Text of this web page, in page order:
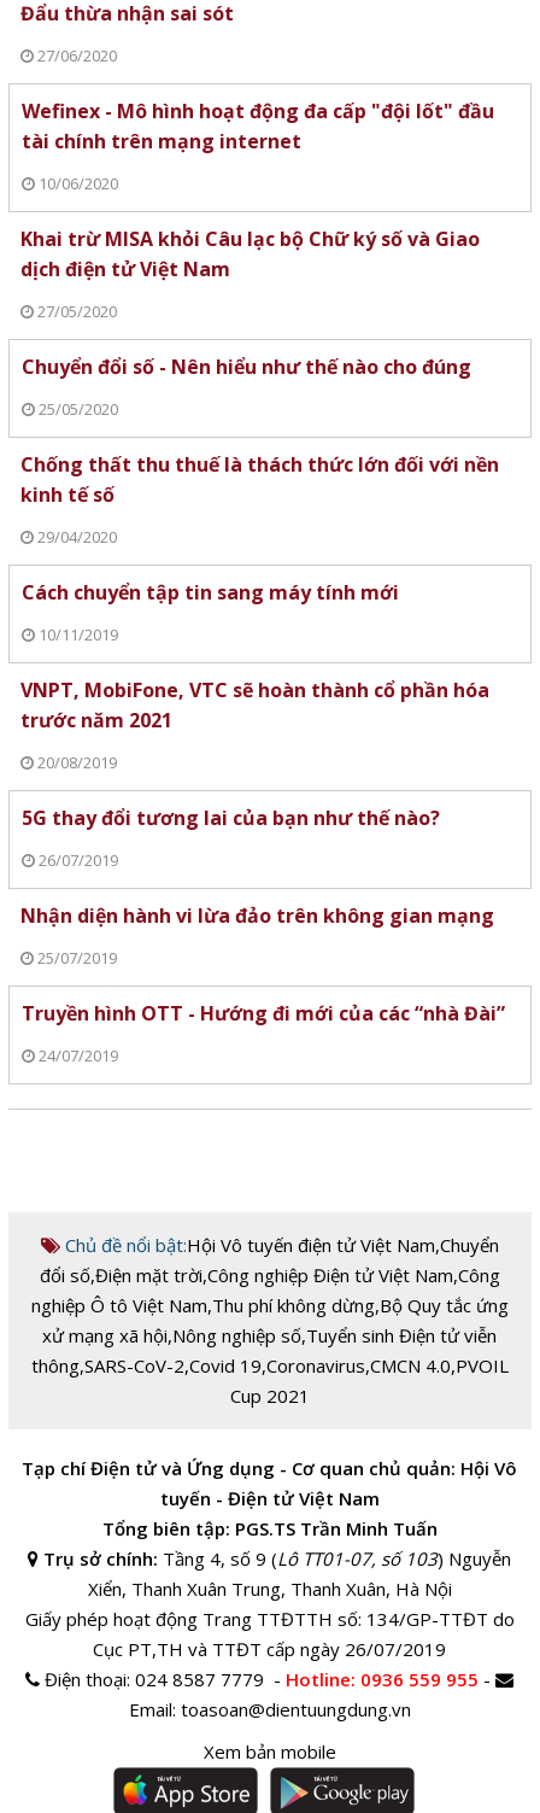
Đẩu thừa nhận sai sót
27/06/2020
Wefinex - Mô hình hoạt động đa cấp "đội lốt" đầu
tài chính trên mạng internet
10/06/2020
Khai trừ MISA khỏi Câu lạc bộ Chữ ký số và Giao
dịch điện tử Việt Nam
27/05/2020
Chuyển đổi số - Nên hiểu như thế nào cho đúng
25/05/2020
Chống thất thu thuế là thách thức lớn đối với nền
kinh tế số
29/04/2020
Cách chuyển tập tin sang máy tính mới
10/11/2019
VNPT, MobiFone, VTC sẽ hoàn thành cổ phần hóa
trước năm 2021
20/08/2019
5G thay đổi tương lai của bạn như thế nào?
26/07/2019
Nhận diện hành vi lừa đảo trên không gian mạng
25/07/2019
Truyền hình OTT - Hướng đi mới của các “nhà Đài”
24/07/2019
Chủ đề nổi bật:Hội Vô tuyến điện tử Việt Nam,Chuyển
đổi số,Điện mặt trời,Công nghiệp Điện tử Việt Nam,Công
nghiệp Ô tô Việt Nam,Thu phí không dừng,Bộ Quy tắc ứng
xử mạng xã hội,Nông nghiệp số,Tuyển sinh Điện tử viễn
thông,SARS-CoV-2,Covid 19,Coronavirus,CMCN 4.0,PVOIL
Cup 2021
Tạp chí Điện tử và Ứng dụng - Cơ quan chủ quản: Hội Vô
tuyến - Điện tử Việt Nam
Tổng biên tập: PGS.TS Trần Minh Tuấn
Trụ sở chính: Tầng 4, số 9 (Lô TT01-07, số 103) Nguyễn
Xiển, Thanh Xuân Trung, Thanh Xuân, Hà Nội
Giấy phép hoạt động Trang TTĐTTH số: 134/GP-TTĐT do
Cục PT,TH và TTĐT cấp ngày 26/07/2019
Điện thoại:024 8587 7779 - Hotline: 0936 559 955 -
Email: toasoan@dientuungdung.vn
Xem bản mobile